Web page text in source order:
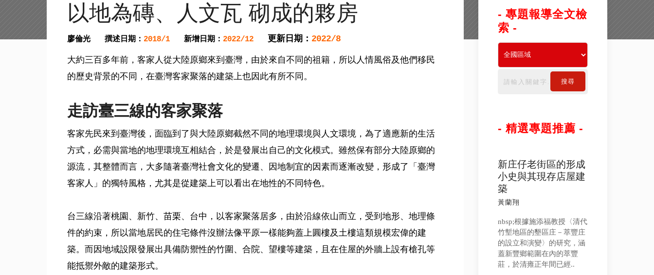
以地為磚、人文瓦 砌成的夥房
廖倫光 撰述日期： 2018/1 新增日期： 2022/12 更新日期： 2022/8
大約三百多年前，客家人從大陸原鄉來到臺灣，由於來自不同的祖籍，所以人情風俗及他們移民
的歷史背景的不同，在臺灣客家聚落的建築上也因此有所不同。
走訪臺三線的客家聚落
客家先民來到臺灣後，面臨到了與大陸原鄉截然不同的地理環境與人文環境，為了適應新的生活
方式，必需與當地的地理環境互相結合，於是發展出自己的文化模式。雖然保有部分大陸原鄉的
源流，其整體而言，大多隨著臺灣社會文化的變遷、因地制宜的因素而逐漸改變，形成了「臺灣
客家人」的獨特風格，尤其是從建築上可以看出在地性的不同特色。
台三線沿著桃園、新竹、苗栗、台中，以客家聚落居多，由於沿線依山而立，受到地形、地理條
件的約束，所以當地居民的住宅條件沒辦法像平原一樣能夠蓋上圓樓及土樓這類規模宏偉的建
築。而因地域設限發展出具備防禦性的竹圍、合院、望樓等建築，且在住屋的外牆上設有槍孔等
能抵禦外敵的建築形式。
- 專題報導全文檢
索 -
搜尋
- 精選專題推薦 -
新庄仔老街區的形成
小史與其現存店屋建
築
黃蘭翔
nbsp;根據施添福教授〈清代
竹塹地區的墾區庄－萃豐庄
的設立和演變〉的研究，涵
蓋新豐鄉範圍在內的萃豐
莊，於清雍正年間已經..